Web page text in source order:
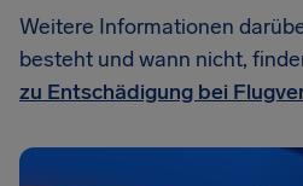
Weitere Informationen
besteht und wann nicht,
zu Entschädigung bei